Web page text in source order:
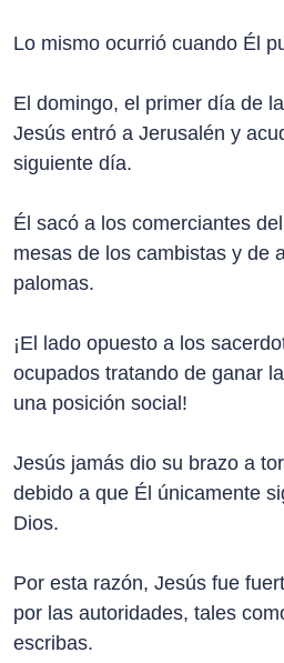
Lo mismo ocurrió cuando Él
El domingo, el primer día de
Jesús entró a Jerusalén y
siguiente día.
Él sacó a los comerciantes
mesas de los cambistas y de
palomas.
¡El lado opuesto a los
ocupados tratando de ganar
una posición social!
Jesús jamás dio su brazo a
debido a que Él únicamente
Dios.
Por esta razón, Jesús fue
por las autoridades, tales
escribas.